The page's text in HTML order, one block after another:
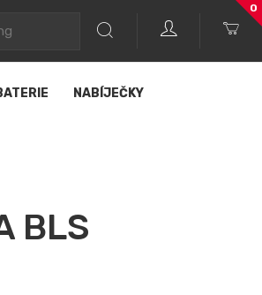
0
NABÍJEČKY
BLS